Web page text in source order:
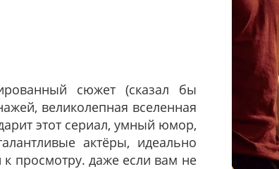
сюжет (сказал бы
великолепная вселенная
этот сериал, умный юмор,
актёры, идеально
просмотру. даже если вам не